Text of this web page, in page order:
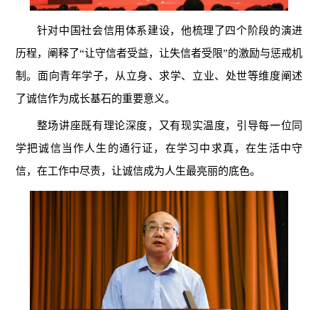
针对中国社会信用体系建设，他梳理了四个阶段的演进
历程，阐释了“让守信者受益，让失信者受限”的激励与惩戒机
制。面向青年学子，从立身、求学、立业、处世等维度阐述
了诚信作为成长基石的重要意义。
整场讲座既有理论深度，又有现实温度，引导每一位同
学把诚信当作人生的通行证，在学习中求真，在生活中守
信，在工作中尽责，让诚信成为人生最亮丽的底色。